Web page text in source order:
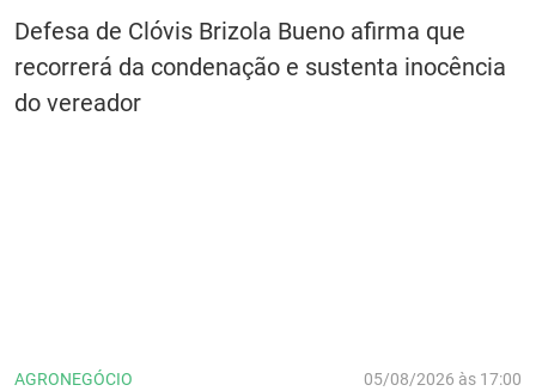
Defesa de Clóvis Brizola Bueno afirma que
recorrerá da condenação e sustenta inocência
do vereador
AGRONEGÓCIO 05/08/2026 às 17:00